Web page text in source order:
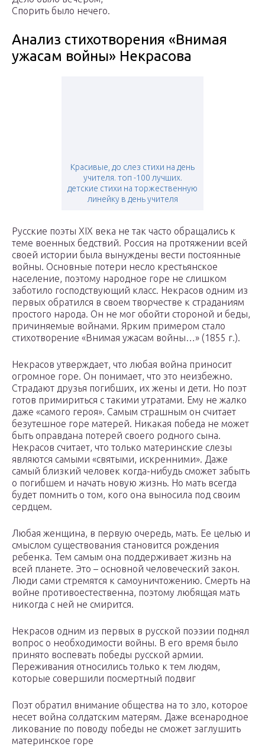
Спорить было нечего.
Анализ стихотворения «Внимая
ужасам войны» Некрасова
Красивые, до слез стихи на день
учителя. топ -100 лучших.
детские стихи на торжественную
линейку в день учителя
Русские поэты XIX века не так часто обращались к
теме военных бедствий. Россия на протяжении всей
своей истории была вынуждены вести постоянные
войны. Основные потери несло крестьянское
население, поэтому народное горе не слишком
заботило господствующий класс. Некрасов одним из
первых обратился в своем творчестве к страданиям
простого народа. Он не мог обойти стороной и беды,
причиняемые войнами. Ярким примером стало
стихотворение «Внимая ужасам войны…» (1855 г.).
Некрасов утверждает, что любая война приносит
огромное горе. Он понимает, что это неизбежно.
Страдают друзья погибших, их жены и дети. Но поэт
готов примириться с такими утратами. Ему не жалко
даже «самого героя». Самым страшным он считает
безутешное горе матерей. Никакая победа не может
быть оправдана потерей своего родного сына.
Некрасов считает, что только материнские слезы
являются самыми «святыми, искренними». Даже
самый близкий человек когда-нибудь сможет забыть
о погибшем и начать новую жизнь. Но мать всегда
будет помнить о том, кого она выносила под своим
сердцем.
Любая женщина, в первую очередь, мать. Ее целью и
смыслом существования становится рождения
ребенка. Тем самым она поддерживает жизнь на
всей планете. Это – основной человеческий закон.
Люди сами стремятся к самоуничтожению. Смерть на
войне противоестественна, поэтому любящая мать
никогда с ней не смирится.
Некрасов одним из первых в русской поэзии поднял
вопрос о необходимости войны. В его время было
принято воспевать победы русской армии.
Переживания относились только к тем людям,
которые совершили посмертный подвиг
Поэт обратил внимание общества на то зло, которое
несет война солдатским матерям. Даже всенародное
ликование по поводу победы не сможет заглушить
материнское горе